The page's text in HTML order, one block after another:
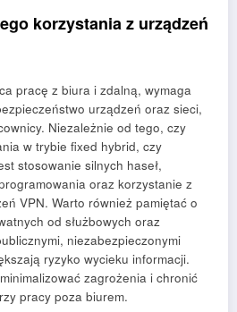
korzystania z urządzeń
pracę z biura i zdalną, wymaga
urządzeń oraz sieci,
Niezależnie od tego, czy
w trybie fixed hybrid, czy
stosowanie silnych haseł,
oraz korzystanie z
VPN. Warto również pamiętać o
od służbowych oraz
niezabezpieczonymi
ryzyko wycieku informacji.
zagrożenia i chronić
pracy poza biurem.